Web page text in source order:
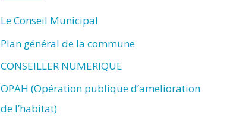
Le Conseil Municipal
Plan général de la commune
CONSEILLER NUMERIQUE
OPAH (Opération publique d’amelioration
de l’habitat)